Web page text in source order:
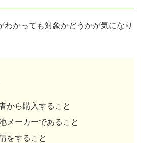
わかっても対象かどうかが気になり
から購入すること
メーカーであること
をすること